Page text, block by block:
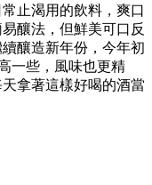
止渴用的飲料，爽口
釀法，但鮮美可口反
釀造新年份，今年初
一些，風味也更精
拿著這樣好喝的酒當